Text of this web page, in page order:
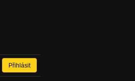
Přihlásit